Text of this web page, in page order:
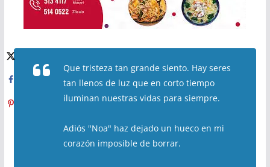
Que tristeza tan grande siento. Hay seres
tan llenos de luz que en corto tiempo
iluminan nuestras vidas para siempre.
Adiós "Noa" haz dejado un hueco en mi
corazón imposible de borrar.